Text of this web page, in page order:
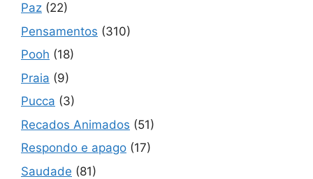
Paz (22)
Pensamentos (310)
Pooh (18)
Praia (9)
Pucca (3)
Recados Animados (51)
Respondo e apago (17)
Saudade (81)